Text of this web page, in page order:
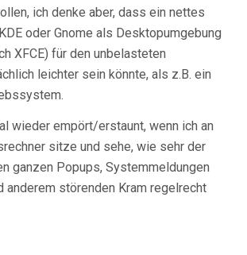
ich denke aber, dass ein nettes
oder Gnome als Desktopumgebung
XFCE) für den unbelasteten
leichter sein könnte, als z.B. ein
wieder empört/erstaunt, wenn ich an
sitze und sehe, wie sehr der
ganzen Popups, Systemmeldungen
anderem störenden Kram regelrecht